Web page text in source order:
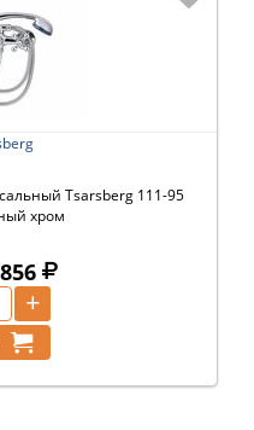
Tsarsberg 111-95
хром
+